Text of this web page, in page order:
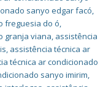
sanyo edgar facó,
freguesia do ó,
granja viana, assistência
, assistência técnica ar
técnica ar condicionado
sanyo imirim,